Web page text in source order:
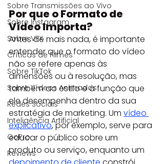
Sobre Transmissões ao Vivo
Sobre Instagram
Sobre VFX
Críticas de Filmes
Sobre TikTok
Sobre Vídeos Animados
Redes Sociais
Inteligência Artificial
GoPro
Reviews
Por que o Formato de
Vídeo Importa?
Antes de mais nada, é importante
entender que o formato do vídeo
não se refere apenas às
dimensões ou à resolução, mas
também ao estilo e à função que
ele desempenha dentro da sua
estratégia de marketing. Um vídeo
explicativo, por exemplo, serve para
educar o público sobre um
produto ou serviço, enquanto um